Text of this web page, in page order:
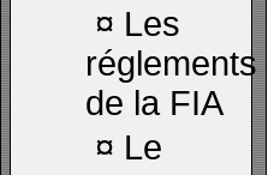
¤ Les
réglements
de la FIA
¤ Le